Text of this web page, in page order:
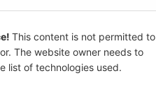
This content is not permitted to
The website owner needs to
list of technologies used.